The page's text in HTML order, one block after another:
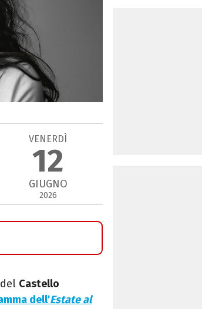
VENERDÌ
12
GIUGNO
2026
Castello
dell'Estate al